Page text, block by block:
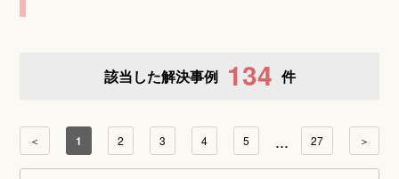
該当した解決事例 134 件
＜ 1 2 3 4 5 ... 27 ＞